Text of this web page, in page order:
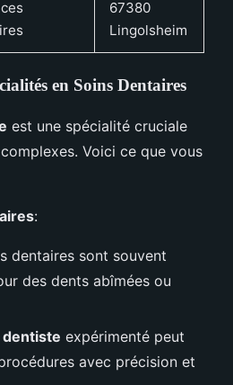
67380
Lingolsheim
en Soins Dentaires
est une spécialité cruciale
Voici ce que vous
:
dentaires sont souvent
des dents abîmées ou
expérimenté peut
avec précision et